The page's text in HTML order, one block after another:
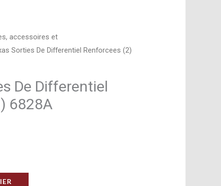
accessoires et
Sorties De Differentiel Renforcees (2)
De Differentiel
6828A